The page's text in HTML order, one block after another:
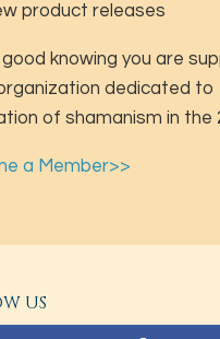
product releases
good knowing you are
dedicated to
of shamanism in the
a Member>>
US